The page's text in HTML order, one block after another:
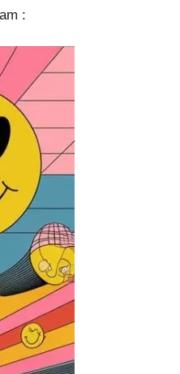
: